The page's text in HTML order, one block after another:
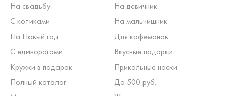
На свадьбу
На девичник
С котиками
На мальчишник
На Новый год
Для кофеманов
С единорогами
Вкусные подарки
Кружки в подарок
Прикольные носки
Полный каталог
До 500 руб.